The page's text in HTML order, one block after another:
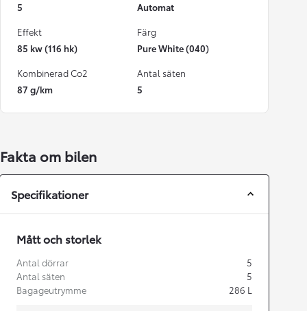
5
Automat
Effekt
85 kw (116 hk)
Färg
Pure White (040)
Kombinerad Co2
87 g/km
Antal säten
5
Fakta om bilen
Specifikationer
Mått och storlek
Antal dörrar
5
Antal säten
5
Bagageutrymme
286 L